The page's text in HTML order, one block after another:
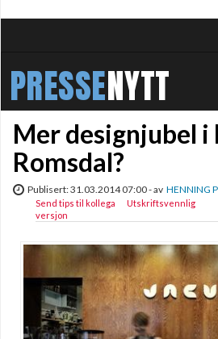
PRESSENYTT
Mer designjubel i
Romsdal?
Publisert: 31.03.2014 07:00 - av HENNING
Send tips til kollega
Utskriftsvennlig
versjon